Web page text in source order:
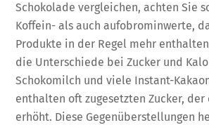
Schokolade vergleichen, achten Sie
Koffein- als auch aufobrominwerte,
Produkte in der Regel mehr
die Unterschiede bei Zucker und
Schokomilch und viele Instant-
enthalten oft zugesetzten Zucker,
erhöht. Diese Gegenüberstellungen